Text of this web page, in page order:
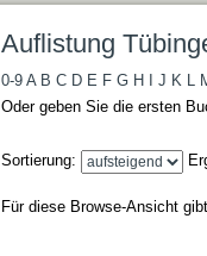
Auflistung
0-9 A B C D E F G H J K L
Oder geben Sie die ersten
Sortierung:
Für diese Browse-Ansicht